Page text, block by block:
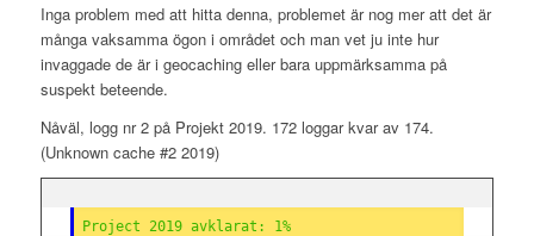
Inga problem med att hitta denna, problemet är nog mer att det är
många vaksamma ögon i området och man vet ju inte hur
invaggade de är i geocaching eller bara uppmärksamma på
suspekt beteende.
Nåväl, logg nr 2 på Projekt 2019. 172 loggar kvar av 174.
(Unknown cache #2 2019)
Project 2019 avklarat: 1%